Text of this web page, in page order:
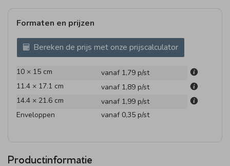
Formaten en prijzen
Bereken de prijs met onze prijscalculator
10 × 15 cm vanaf 1,79 p/st
11.4 × 17.1 cm
vanaf 1,89 p/st
14.4 × 21.6 cm
vanaf 1,99 p/st
Enveloppen
vanaf 0,35 p/st
Productinformatie